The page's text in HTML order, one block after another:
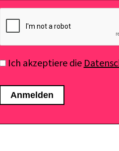
Ich akzeptiere die